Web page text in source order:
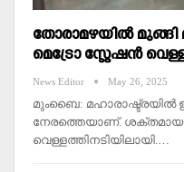
തോരാമഴയില്‍
മെട്രോ സ്റ്റേഷന്‍
News Editor May 26, 2025
മുംബൈ:
നേരത്തെയാണ്.
വെള്ളത്തിനടിയിലായി.…